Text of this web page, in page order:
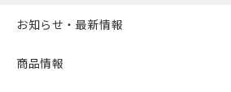
お知らせ・最新情報
商品情報